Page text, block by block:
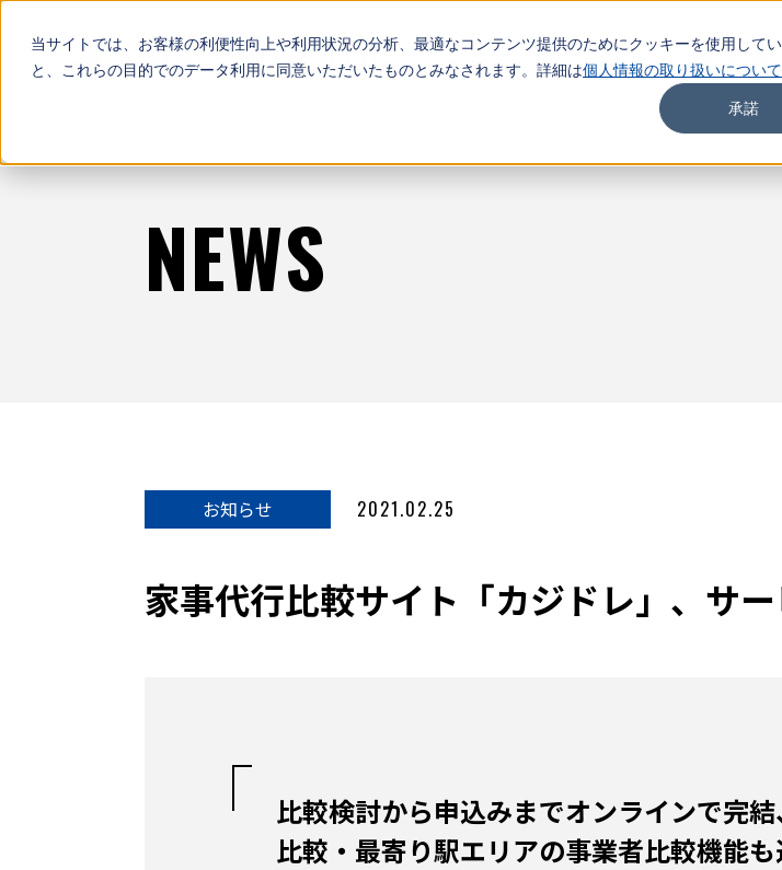
当サイトでは、お客様の利便性向上や利用状況の分析、最適なコンテンツ提供のためにクッキーを使用して
と、これらの目的でのデータ利用に同意いただいたものとみなされます。詳細は個人情報の取り扱いについて
承諾
NEWS
お知らせ 2021.02.25
家事代行比較サイト「カジドレ」、サ
比較検討から申込みまでオンラインで完
比較・最寄り駅エリアの事業者比較機能